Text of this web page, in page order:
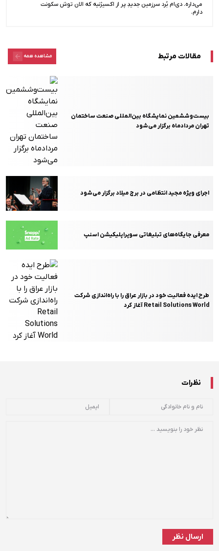
می‌داره. دی‌ام بُرد سرزمین جدیدِ پر از اکسیژنیه که الان توش سکونت
دارم.
مقالات مرتبط مشاهده همه
بیست‌وششمین نمایشگاه بین‌المللی صنعت ساختمان
تهران مردادماه برگزار می‌شود
اجرای ویژه مجید انتظامی در برج میلاد برگزار می‌شود
معرفی جایگاه‌های تبلیغاتی سوپراپلیکیشن اسنپ
طرح ایده فعالیت خود در بازار عراق را با راه‌اندازی شرکت
Retail Solutions World آغاز کرد
نظرات